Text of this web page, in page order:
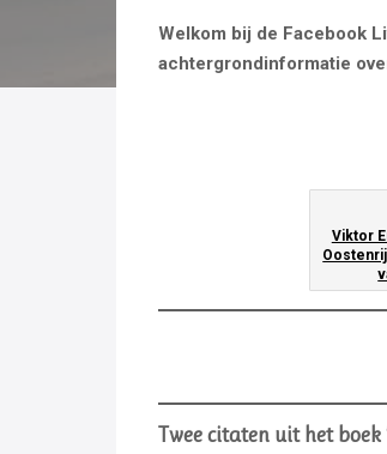
Welkom bij de Facebook
achtergrondinformatie
Viktor
Twee citaten uit het boek